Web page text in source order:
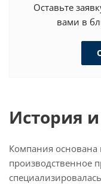
Оставьте
вами в
История
Компания основана
производственное